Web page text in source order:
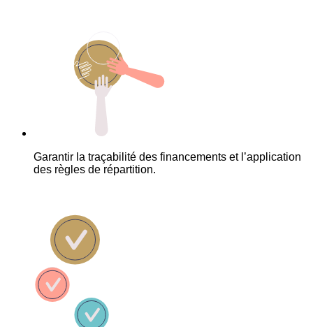
Garantir la traçabilité des financements et l’application
des règles de répartition.